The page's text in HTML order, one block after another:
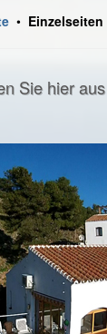
• Einzelseiten
Sie hier